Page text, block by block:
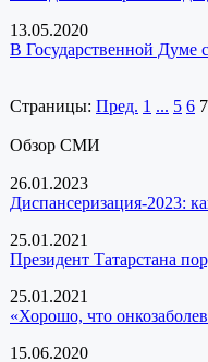
13.05.2020
В Государственной Думе
Страницы: Пред. 1 ... 5 6 7
Обзор СМИ
26.01.2023
Диспансеризация-2023:
25.01.2021
Президент Татарстана
25.01.2021
«Хорошо, что
15.06.2020